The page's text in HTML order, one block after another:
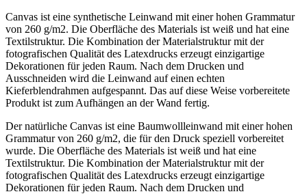
Canvas ist eine synthetische Leinwand mit einer hohen Grammatur
von 260 g/m2. Die Oberfläche des Materials ist weiß und hat eine
Textilstruktur. Die Kombination der Materialstruktur mit der
fotografischen Qualität des Latexdrucks erzeugt einzigartige
Dekorationen für jeden Raum. Nach dem Drucken und
Ausschneiden wird die Leinwand auf einen echten
Kieferblendrahmen aufgespannt. Das auf diese Weise vorbereitete
Produkt ist zum Aufhängen an der Wand fertig.
Der natürliche Canvas ist eine Baumwollleinwand mit einer hohen
Grammatur von 260 g/m2, die für den Druck speziell vorbereitet
wurde. Die Oberfläche des Materials ist weiß und hat eine
Textilstruktur. Die Kombination der Materialstruktur mit der
fotografischen Qualität des Latexdrucks erzeugt einzigartige
Dekorationen für jeden Raum. Nach dem Drucken und